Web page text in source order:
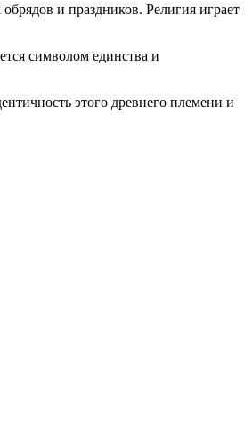
и праздников. Религия играет
символом единства и
этого древнего племени и